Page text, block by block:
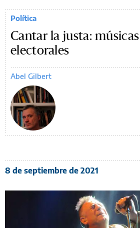
Política
Cantar la justa:
electorales
Abel Gilbert
8 de septiembre de 2021